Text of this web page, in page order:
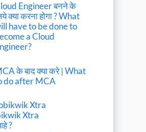
Engineer बनने के
क्या करना होगा ? What
have to be done to
a Cloud
के बाद क्या करे | What
do after MCA
Xtra
Xtra
?